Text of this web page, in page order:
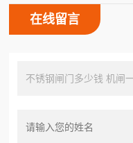
在线留言